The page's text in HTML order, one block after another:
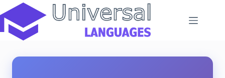
Passer
au
contenu